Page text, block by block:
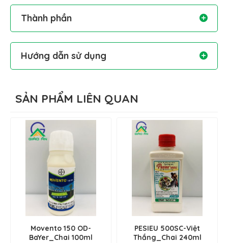
Thành phần
Petroleum Spray Oil: 98,8%
Hướng dẫn sử dụng
Pha 50-125ml/ bình 25L nước.
SẢN PHẨM LIÊN QUAN
Movento 150 OD-
BaYer_Chai 100ml
PESIEU 500SC-Việt
Thắng_Chai 240ml